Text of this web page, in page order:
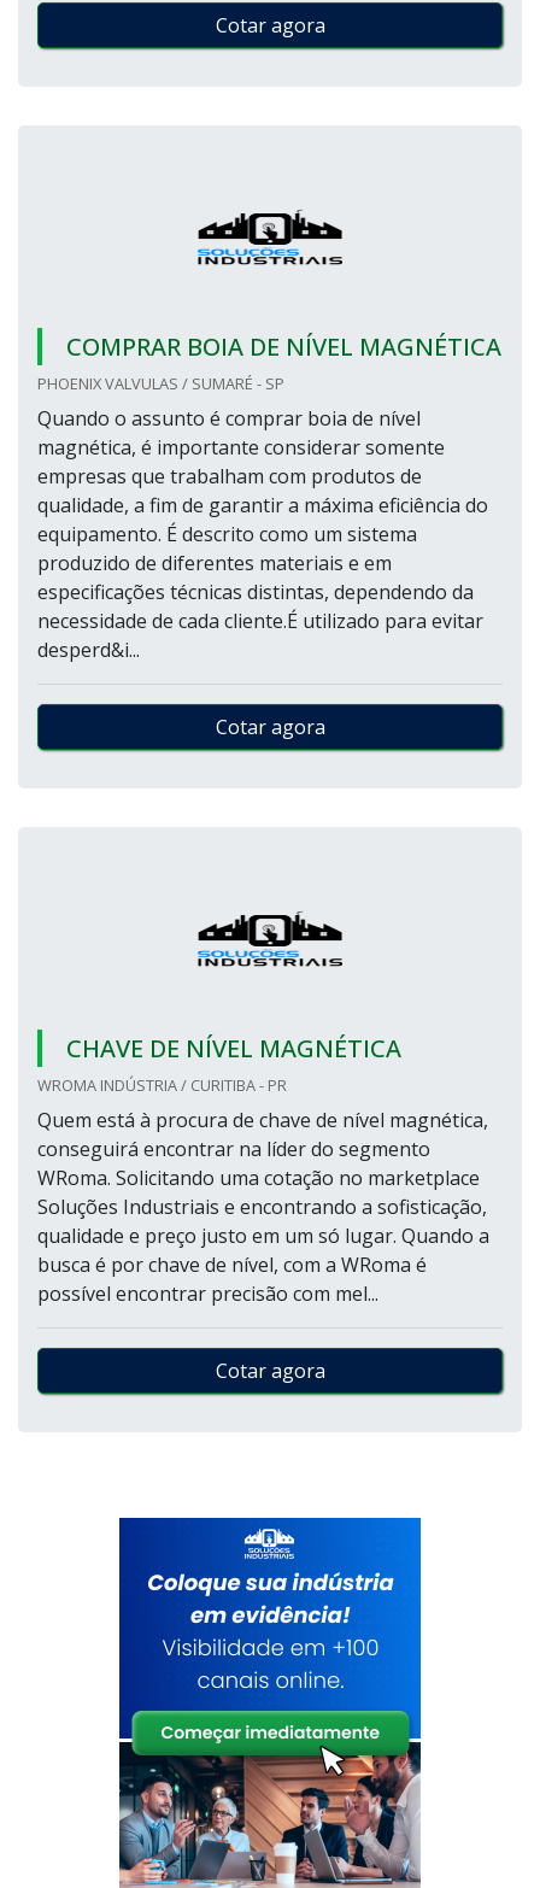
Cotar agora
COMPRAR BOIA DE NÍVEL MAGNÉTICA
PHOENIX VALVULAS / SUMARÉ - SP
Quando o assunto é comprar boia de nível
magnética, é importante considerar somente
empresas que trabalham com produtos de
qualidade, a fim de garantir a máxima eficiência do
equipamento. É descrito como um sistema
produzido de diferentes materiais e em
especificações técnicas distintas, dependendo da
necessidade de cada cliente.É utilizado para evitar
desperd&i...
Cotar agora
CHAVE DE NÍVEL MAGNÉTICA
WROMA INDÚSTRIA / CURITIBA - PR
Quem está à procura de chave de nível magnética,
conseguirá encontrar na líder do segmento
WRoma. Solicitando uma cotação no marketplace
Soluções Industriais e encontrando a sofisticação,
qualidade e preço justo em um só lugar. Quando a
busca é por chave de nível, com a WRoma é
possível encontrar precisão com mel...
Cotar agora